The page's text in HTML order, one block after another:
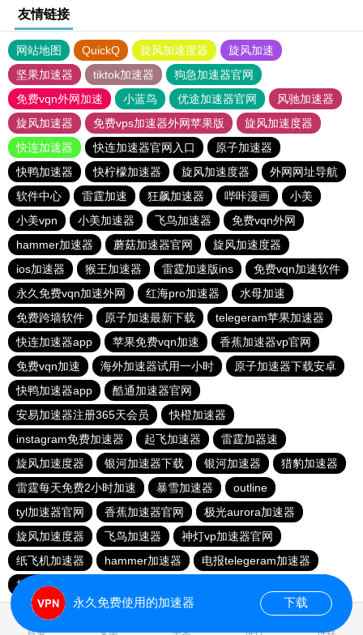
友情链接
网站地图 QuickQ 旋风加速度器
旋风加速
坚果加速器
tiktok加速器
狗急加速器官网
免费vqn外网加速
小蓝鸟 优途加速器官网
风驰加速器
旋风加速器
免费vps加速器外网苹果版
旋风加速度器
快连加速器
快连加速器官网入口
原子加速器
快鸭加速器
快柠檬加速器 旋风加速度器
外网网址导航
软件中心
雷霆加速 狂飙加速器 哔咔漫画
小美
小美vpn
小美加速器 飞鸟加速器
免费vqn外网
hammer加速器
蘑菇加速器官网
旋风加速度器
ios加速器
猴王加速器 雷霆加速版ins
免费vqn加速软件
永久免费vqn加速外网
红海pro加速器
水母加速
免费跨墙软件
原子加速最新下载
telegeram苹果加速器
快连加速器app
苹果免费vqn加速
香蕉加速器vp官网
免费vqn加速
海外加速器试用一小时
原子加速器下载安卓
快鸭加速器app
酷通加速器官网
安易加速器注册365天会员
快橙加速器
instagram免费加速器
起飞加速器
雷霆加器速
旋风加速度器
银河加速器下载 银河加速器
猎豹加速器
雷霆每天免费2小时加速
暴雪加速器
outline
tyl加速器官网
香蕉加速器官网
极光aurora加速器
旋风加速度器
飞鸟加速器
神灯vp加速器官网
纸飞机加速器
hammer加速器
电报telegeram加速器
极光vqn官网
首页 安卓 苹果 排行 推荐
永久免费使用的加速器 下载
0.022419s